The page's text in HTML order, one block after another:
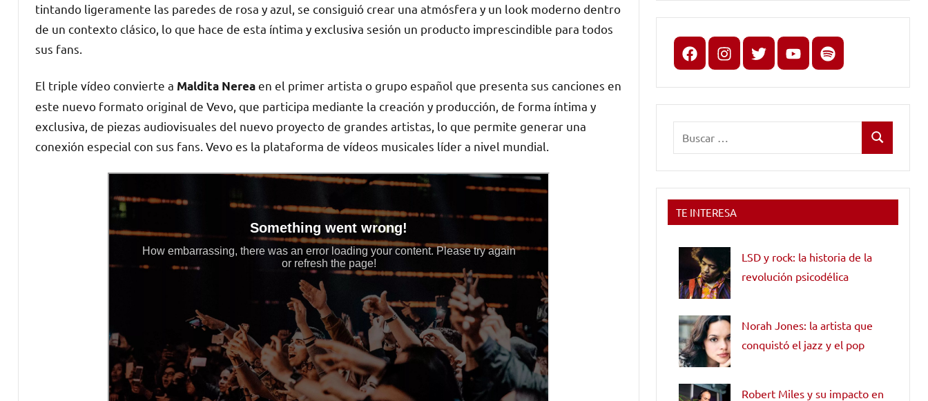
tintando ligeramente las paredes de rosa y azul, se consiguió crear una atmósfera y un look moderno dentro
de un contexto clásico, lo que hace de esta íntima y exclusiva sesión un producto imprescindible para todos
sus fans.
El triple vídeo convierte a Maldita Nereaen el primer artista o grupo español que presenta sus canciones en
este nuevo formato original de Vevo, que participa mediante la creación y producción, de forma íntima y
exclusiva, de piezas audiovisuales del nuevo proyecto de grandes artistas, lo que permite generar una
conexión especial con sus fans. Vevo es la plataforma de vídeos musicales líder a nivel mundial.
FacebookInstagram
X youtubespotify
Buscar
TE INTERESA
LSD y rock: la historia de la
revolución psicodélica
Norah Jones: la artista que
conquistó el jazz y el pop
Robert Miles y su impacto en